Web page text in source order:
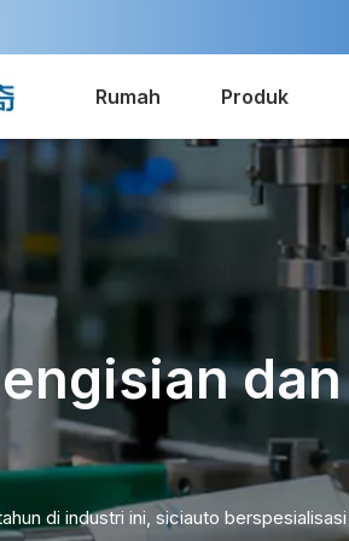
Rumah Produk
di industri ini, siciauto